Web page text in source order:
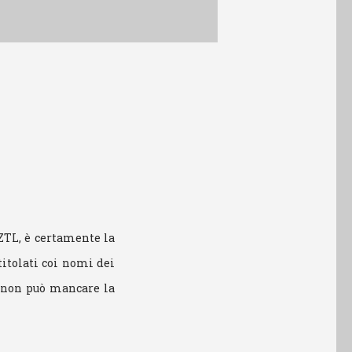
è certamente la
coi nomi dei
può mancare la